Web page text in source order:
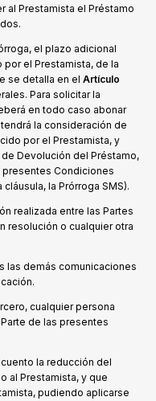
al Prestamista el Préstamo
el plazo adicional
el Prestamista, de la
se detalla en el Artículo
Para solicitar la
en todo caso abonar
la consideración de
por el Prestamista, y
Devolución del Préstamo,
presentes Condiciones
la Prórroga SMS).
realizada entre las Partes
resolución o cualquier otra
las demás comunicaciones
cualquier persona
de las presentes
la reducción del
al Prestamista, y que
pudiendo aplicarse